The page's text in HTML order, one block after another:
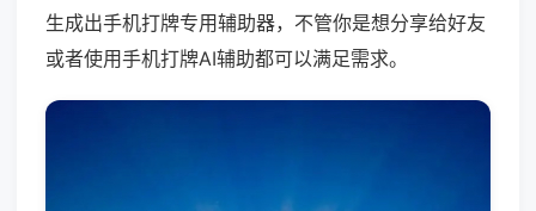
生成出手机打牌专用辅助器，不管你是想分享给好友
或者使用手机打牌AI辅助都可以满足需求。